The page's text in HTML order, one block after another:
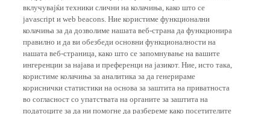
вклучувајќи техники слични на колачиња, како што се
javascript и web beacons. Ние користиме функционални
колачиња за да дозволиме нашата веб-страна да функционира
правилно и да ви обезбеди основни функционалности на
нашата веб-страница, како што се запомнување на вашите
ингеренции за најава и преференци на јазикот. Ние, исто така,
користиме колачиња за аналитика за да генерираме
кориснички статистики на основа за заштита на приватноста
во согласност со упатствата на органите за заштита на
податоците за да ни помогне да разбереме како посетителите